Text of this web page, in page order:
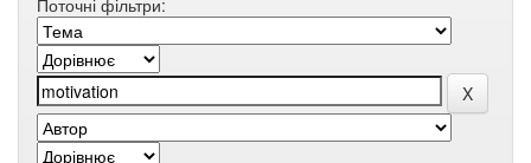
Поточні фільтри: